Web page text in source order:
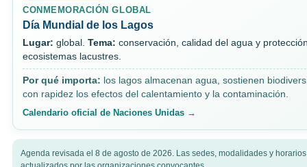
CONMEMORACIÓN GLOBAL
Día Mundial de los Lagos
Lugar: global. Tema: conservación, calidad del agua y
ecosistemas lacustres.
Por qué importa: los lagos almacenan agua, sostienen
con rapidez los efectos del calentamiento y la contaminación.
Calendario oficial de Naciones Unidas →
Agenda revisada el 8 de agosto de 2026. Las sedes, modalidades y